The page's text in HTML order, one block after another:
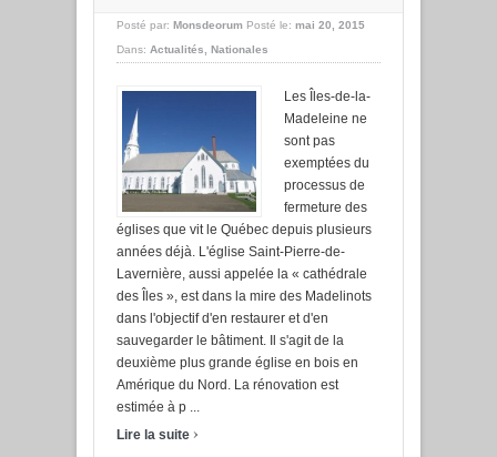
Posté par: Monsdeorum Posté le: mai 20, 2015
Dans: Actualités, Nationales
Les Îles-de-la-
Madeleine ne
sont pas
exemptées du
processus de
fermeture des
églises que vit le Québec depuis plusieurs
années déjà. L'église Saint-Pierre-de-
Lavernière, aussi appelée la « cathédrale
des Îles », est dans la mire des Madelinots
dans l'objectif d'en restaurer et d'en
sauvegarder le bâtiment. Il s'agit de la
deuxième plus grande église en bois en
Amérique du Nord. La rénovation est
estimée à p ...
Lire la suite ›